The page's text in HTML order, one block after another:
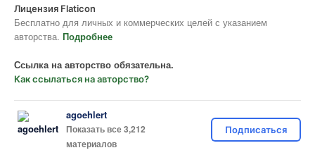
Лицензия Flaticon
Бесплатно для личных и коммерческих целей с указанием
авторства. Подробнее
Ссылка на авторство обязательна.
Как ссылаться на авторство?
agoehlert
Показать все 3,212
материалов
Подписаться